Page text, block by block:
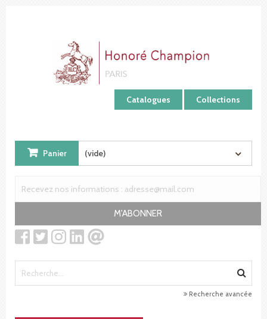
Catalogues Collections
Panier (vide)
M'ABONNER
Recherche avancée